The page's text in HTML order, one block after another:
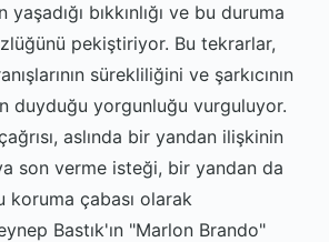
yaşadığı bıkkınlığı ve bu duruma
pekiştiriyor. Bu tekrarlar,
sürekliliğini ve şarkıcının
duyduğu yorgunluğu vurguluyor.
aslında bir yandan ilişkinin
son verme isteği, bir yandan da
koruma çabası olarak
Bastık'ın "Marlon Brando"